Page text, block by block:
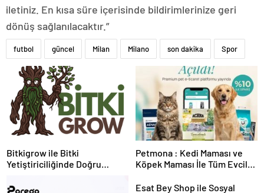
iletiniz. En kısa süre içerisinde bildirimlerinize geri
dönüş sağlanılacaktır.”
futbol güncel Milan Milano son dakika Spor
Bitkigrow ile Bitki
Yetiştiriciliğinde Doğru
Petmona : Kedi Maması ve
Köpek Maması İle Tüm Evcil
Esat Bey Shop ile Sosyal